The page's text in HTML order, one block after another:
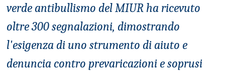
verde antibullismo del MIUR ha ricevuto
oltre 300 segnalazioni, dimostrando
l'esigenza di uno strumento di aiuto e
denuncia contro prevaricazioni e soprusi